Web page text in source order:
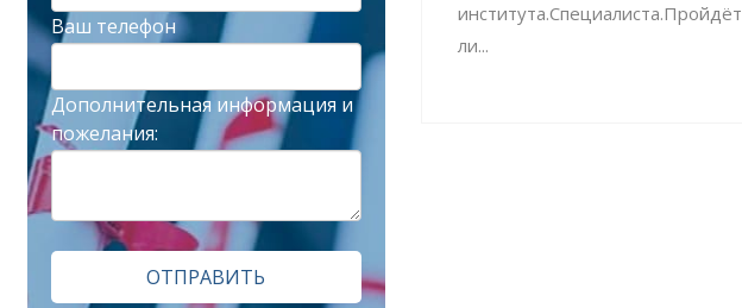
Ваш телефон
Дополнительная информация и
пожелания:
ОТПРАВИТЬ
института.Специалиста.Пройдёт
ли...